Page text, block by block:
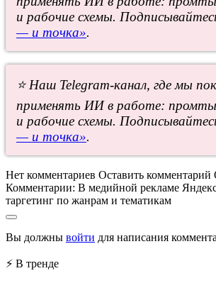
и рабочие схемы.
— и точка».
⭐ Наш Telegram-канал, где мы
применять ИИ в работе:
и рабочие схемы.
— и точка».
Нет комментариев Оставить комментарий
Комментарии: В медийной рекламе
таргетинг по жанрам и тематикам
Вы должны войти для написания
⚡ В тренде